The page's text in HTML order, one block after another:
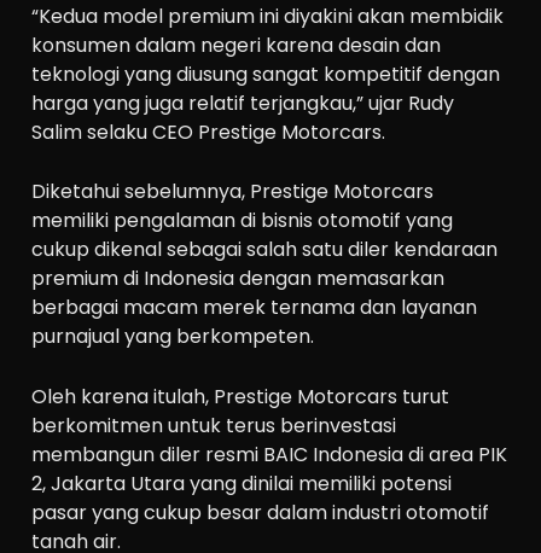
“Kedua model premium ini diyakini akan membidik
konsumen dalam negeri karena desain dan
teknologi yang diusung sangat kompetitif dengan
harga yang juga relatif terjangkau,” ujar Rudy
Salim selaku CEO Prestige Motorcars.
Diketahui sebelumnya, Prestige Motorcars
memiliki pengalaman di bisnis otomotif yang
cukup dikenal sebagai salah satu diler kendaraan
premium di Indonesia dengan memasarkan
berbagai macam merek ternama dan layanan
purnajual yang berkompeten.
Oleh karena itulah, Prestige Motorcars turut
berkomitmen untuk terus berinvestasi
membangun diler resmi BAIC Indonesia di area PIK
2, Jakarta Utara yang dinilai memiliki potensi
pasar yang cukup besar dalam industri otomotif
tanah air.